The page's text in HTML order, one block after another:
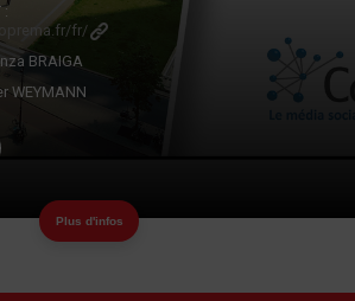
:
fr/
BRAIGA
WEYMANN
Plus d'infos